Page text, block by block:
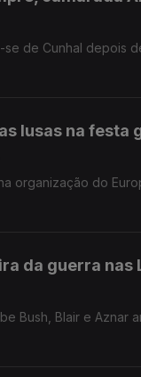
de Cunhal depois
lusas na festa
organização do
da guerra nas
Bush, Blair e Aznar